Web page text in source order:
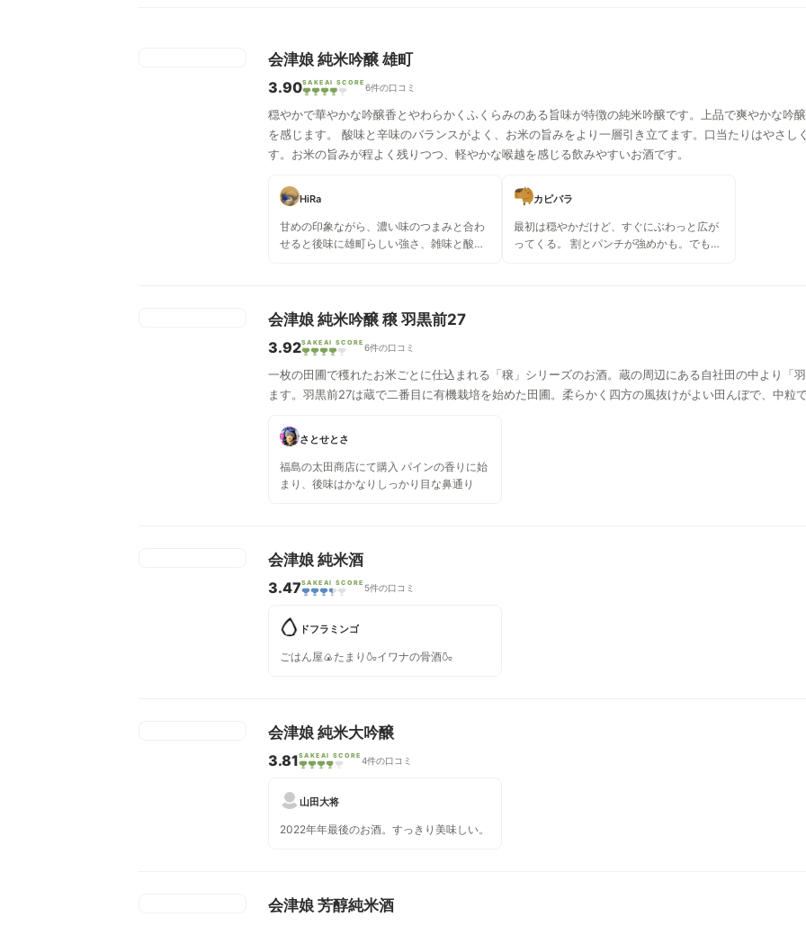
会津娘 純米吟醸 雄町
3.90SAKEAI SCORE 6件の口コミ
穏やかで華やかな吟醸香とやわらかくふくらみのある旨味が特徴の純米吟醸です。上品で爽やかな吟
を感じます。 酸味と辛味のバランスがよく、お米の旨みをより一層引き立てます。口当たりはやさし
す。お米の旨みが程よく残りつつ、軽やかな喉越を感じる飲みやすいお酒です。
HiRa
甘めの印象ながら、濃い味のつまみと合わ
せると後味に雄町らしい強さ、雑味と酸味
カピバラ
最初は穏やかだけど、すぐにぶわっと広が
ってくる。 割とパンチが強めかも。でも美
会津娘 純米吟醸 穣 羽黒前27
3.92SAKEAI SCORE 6件の口コミ
一枚の田圃で穫れたお米ごとに仕込まれる「穣」シリーズのお酒。蔵の周辺にある自社田の中より「
ます。羽黒前27は蔵で二番目に有機栽培を始めた田圃。柔らかく四方の風抜けがよい田んぼで、中粒
さとせとさ
福島の太田商店にて購入 パインの香りに始
まり、後味はかなりしっかり目な鼻通り
会津娘 純米酒
3.47SAKEAI SCORE 5件の口コミ
ドフラミンゴ
ごはん屋🍙たまり🍶イワナの骨酒🍶
会津娘 純米大吟醸
3.81SAKEAI SCORE 4件の口コミ
山田大将
2022年年最後のお酒。すっきり美味しい。
会津娘 芳醇純米酒